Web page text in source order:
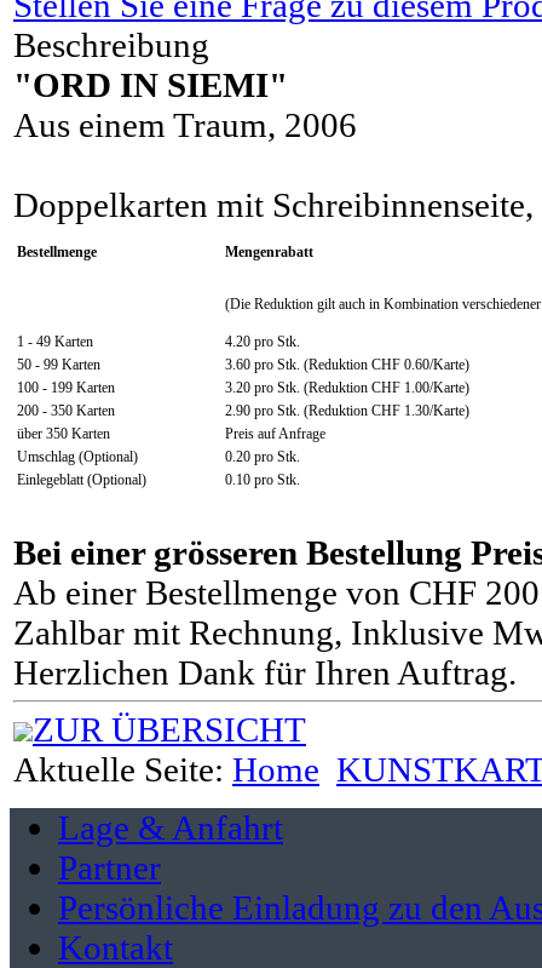
Beschreibung
"ORD IN SIEMI"
Aus einem Traum, 2006
Doppelkarten mit
Bestellmenge Mengenrabatt
(Die Reduktion gilt auch in Kombination
1 - 49 Karten
4.20 pro Stk.
50 - 99 Karten
3.60 pro Stk. (Reduktion CHF 0.60/Karte)
100 - 199 Karten
3.20 pro Stk. (Reduktion CHF 1.00/Karte)
200 - 350 Karten
2.90 pro Stk. (Reduktion CHF 1.30/Karte)
über 350 Karten
Preis auf Anfrage
Umschlag (Optional)
0.20 pro Stk.
Einlegeblatt (Optional)
0.10 pro Stk.
Bei einer grösseren Bestellung
Ab einer Bestellmenge von CHF
Zahlbar mit Rechnung, Inklusive
Herzlichen Dank für Ihren Auftrag.
ZUR ÜBERSICHT
Aktuelle Seite: Home
Lage & Anfahrt
Partner
Persönliche Einladung zu den
Kontakt